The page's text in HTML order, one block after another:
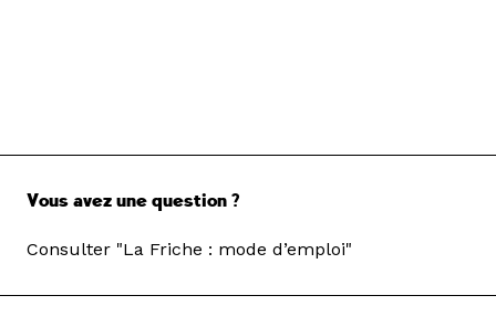
Vous avez une question ?
Consulter "La Friche : mode d’emploi"